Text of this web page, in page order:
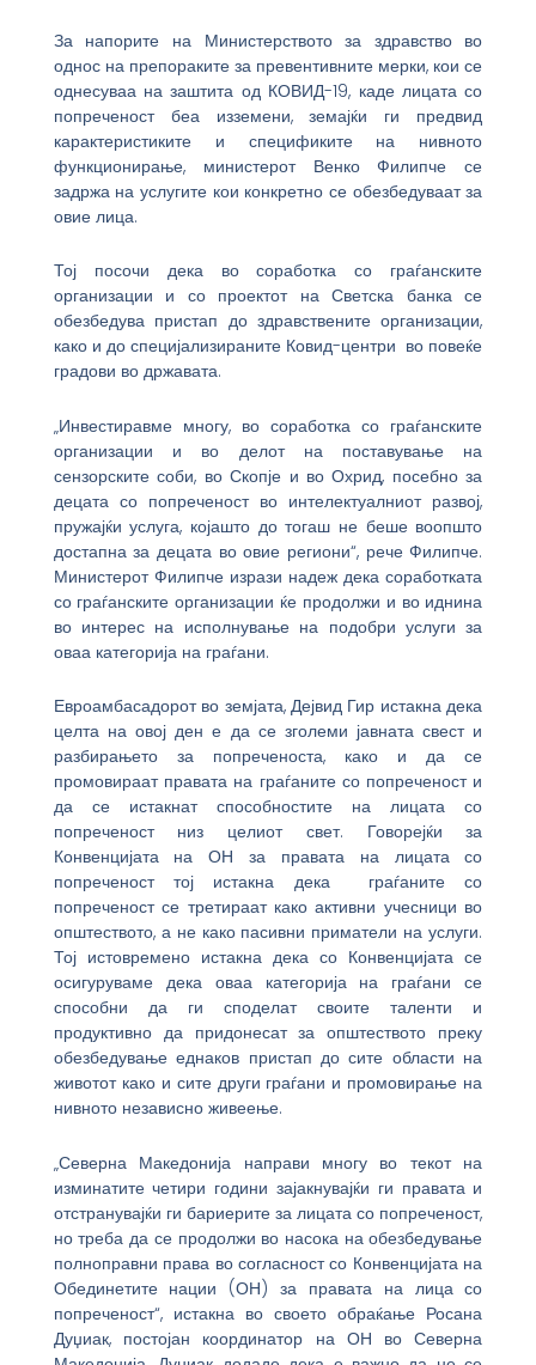
За напорите на Министерството за здравство во
однос на препораките за превентивните мерки, кои се
однесуваа на заштита од КОВИД-19, каде лицата со
попреченост беа изземени, земајќи ги предвид
карактеристиките и спецификите на нивното
функционирање, министерот Венко Филипче се
задржа на услугите кои конкретно се обезбедуваат за
овие лица.
Тој посочи дека во соработка со граѓанските
организации и со проектот на Светска банка се
обезбедува пристап до здравствените организации,
како и до специјализираните Ковид-центри во повеќе
градови во државата.
„Инвестиравме многу, во соработка со граѓанските
организации и во делот на поставување на
сензорските соби, во Скопје и во Охрид, посебно за
децата со попреченост во интелектуалниот развој,
пружајќи услуга, којашто до тогаш не беше воопшто
достапна за децата во овие региони“, рече Филипче.
Министерот Филипче изрази надеж дека соработката
со граѓанските организации ќе продолжи и во иднина
во интерес на исполнување на подобри услуги за
оваа категорија на граѓани.
Евроамбасадорот во земјата, Дејвид Гир истакна дека
целта на овој ден е да се зголеми јавната свест и
разбирањето за попреченоста, како и да се
промовираат правата на граѓаните со попреченост и
да се истакнат способностите на лицата со
попреченост низ целиот свет. Говорејќи за
Конвенцијата на ОН за правата на лицата со
попреченост тој истакна дека граѓаните со
попреченост се третираат како активни учесници во
општеството, а не како пасивни приматели на услуги.
Тој истовремено истакна дека со Конвенцијата се
осигуруваме дека оваа категорија на граѓани се
способни да ги споделат своите таленти и
продуктивно да придонесат за општеството преку
обезбедување еднаков пристап до сите области на
животот како и сите други граѓани и промовирање на
нивното независно живеење.
„Северна Македонија направи многу во текот на
изминатите четири години зајакнувајќи ги правата и
отстранувајќи ги бариерите за лицата со попреченост,
но треба да се продолжи во насока на обезбедување
полноправни права во согласност со Конвенцијата на
Обединетите нации (ОН) за правата на лица со
попреченост“, истакна во своето обраќање Росана
Дуџиак, постојан координатор на ОН во Северна